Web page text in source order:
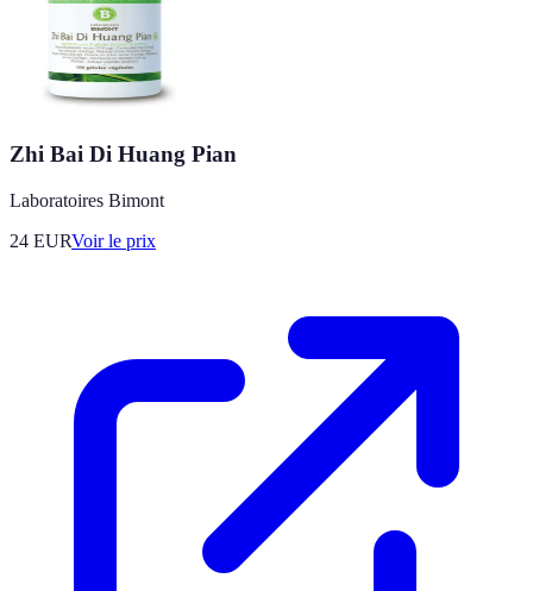
Zhi Bai Di Huang Pian
Laboratoires Bimont
24 EURVoir le prix